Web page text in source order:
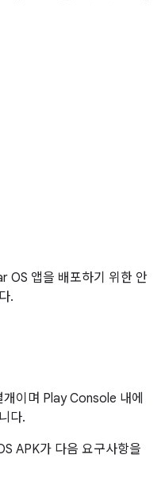
OS 앱을 배포하기 위한 안
.
이며 Play Console 내에
다.
APK가 다음 요구사항을